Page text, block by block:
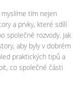
tím nejen
a prvky, které sdílí
společné rozvody. Jak
aby byly v dobrém
praktických tipů a
co společné části